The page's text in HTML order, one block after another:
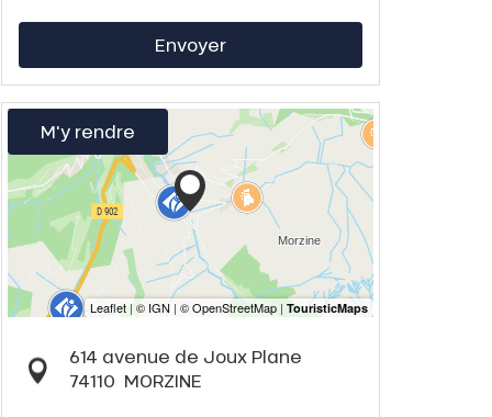
Envoyer
M'y rendre
614 avenue de Joux Plane
74110 MORZINE